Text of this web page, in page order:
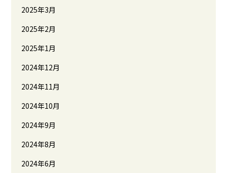
2025年3月
2025年2月
2025年1月
2024年12月
2024年11月
2024年10月
2024年9月
2024年8月
2024年6月